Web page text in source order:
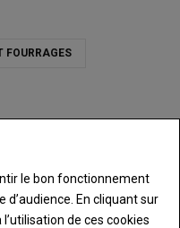
FOURRAGES
la culture à la campagne
le bon fonctionnement
En cliquant sur
de ces cookies